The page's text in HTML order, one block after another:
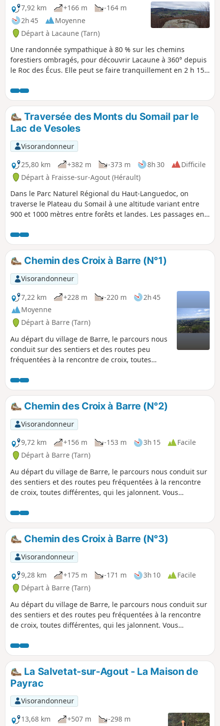
7,92 km +166 m
-164 m
2h 45
Moyenne
Départ à Lacaune (Tarn)
Une randonnée sympathique à 80 % sur les chemins
forestiers ombragés, pour découvrir Lacaune à 360° depuis
le Roc des Écus. Elle peut se faire tranquillement en 2 h 15
Traversée des Monts du Somail par le
Lac de Vesoles
Visorandonneur
25,80 km
+382 m -373 m 8h 30
Difficile
Départ à Fraisse-sur-Agout (Hérault)
Dans le Parc Naturel Régional du Haut-Languedoc, on
traverse le Plateau du Somail à une altitude variant entre
900 et 1000 mètres entre forêts et landes. Les passages en
et les autres sommets du Haut-Languedoc. Après une
pause au Lac de Vesoles, une descente en corniche
surplombe le Saut de Vesoles et les Gorges du Ruisseau du
Buraut et offre une vue plongeante sur le Golfe du Lion.
Chemin des Croix à Barre (N°1)
Visorandonneur
7,22 km
+228 m -220 m
2h 45
Moyenne
Départ à Barre (Tarn)
Au départ du village de Barre, le parcours nous
conduit sur des sentiers et des routes peu
fréquentées à la rencontre de croix, toutes
des points de vue sur les vallées et les monts
qui contournent la commune.
Chemin des Croix à Barre (N°2)
Visorandonneur
9,72 km
+156 m -153 m 3h 15
Facile
Départ à Barre (Tarn)
Au départ du village de Barre, le parcours nous conduit sur
des sentiers et des routes peu fréquentées à la rencontre
de croix, toutes différentes, qui les jalonnent. Vous
qui contournent la commune.
Chemin des Croix à Barre (N°3)
Visorandonneur
9,28 km
+175 m -171 m 3h 10
Facile
Départ à Barre (Tarn)
Au départ du village de Barre, le parcours nous conduit sur
des sentiers et des routes peu fréquentées à la rencontre
de croix, toutes différentes, qui les jalonnent. Vous
qui contournent la commune.
La Salvetat-sur-Agout - La Maison de
Payrac
Visorandonneur
13,68 km
+507 m
-298 m